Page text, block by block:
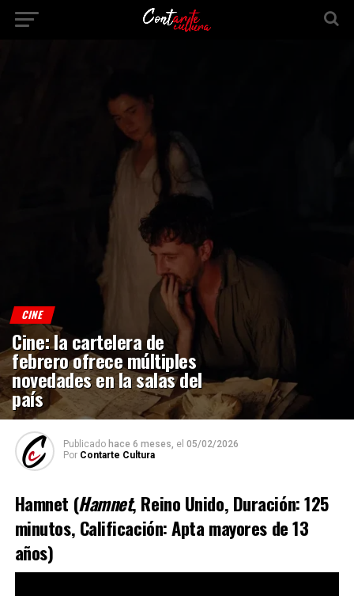
CINE
Cine: la cartelera de
febrero ofrece múltiples
novedades en la salas del
país
Publicado hace 6 meses, el 05/02/2026
Por Contarte Cultura
Hamnet (Hamnet, Reino Unido, Duración: 125
minutos, Calificación: Apta mayores de 13
años)